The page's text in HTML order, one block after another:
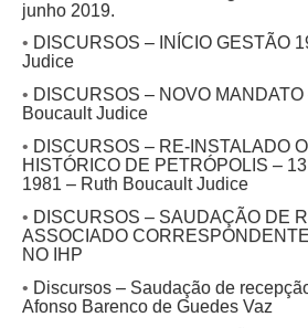
junho 2019.
• DISCURSOS – INÍCIO GESTÃO
Judice
• DISCURSOS – NOVO
Boucault Judice
• DISCURSOS – RE-INSTALADO
HISTÓRICO DE PETRÓPOLIS –
1981 – Ruth Boucault Judice
• DISCURSOS – SAUDAÇÃO DE
ASSOCIADO
NO IHP
• Discursos – Saudação de
Afonso Barenco de Guedes Vaz